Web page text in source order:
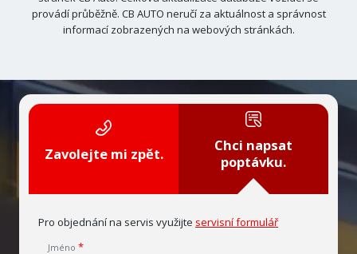
provádí průběžně. CB AUTO neručí za aktuálnost a správnost
informací zobrazených na webových stránkách.
Zavolejte mi zpět.
Chci napsat
poptávku.
Pro objednání na servis využijte servisní formulář
Jméno